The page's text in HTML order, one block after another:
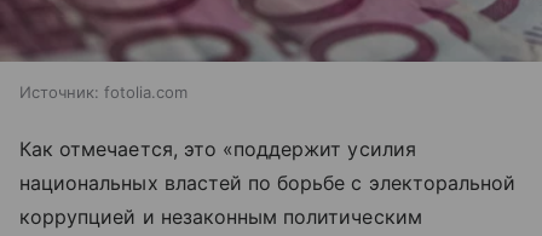
Источник: fotolia.com
Как отмечается, это «поддержит усилия
национальных властей по борьбе с электоральной
коррупцией и незаконным политическим